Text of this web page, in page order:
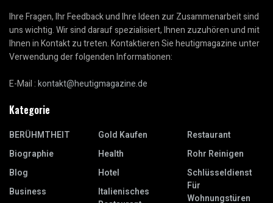
Ihre Fragen, Ihr Feedback und Ihre Ideen zur Zusammenarbeit sind
uns wichtig. Wir sind darauf spezialisiert, Ihnen zuzuhören und mit
Ihnen in Kontakt zu treten. Kontaktieren Sie heutigmagazine unter
Verwendung der folgenden Informationen:
E-Mail :kontakt@heutigmagazine.de
Kategorie
BERÜHMTHEIT
Biographie
Blog
Business
Gold Kaufen
Health
Hotel
Italienisches
Restaurant
Rohr Reinigen
Schlüsseldienst
Für
Wohnungstüren